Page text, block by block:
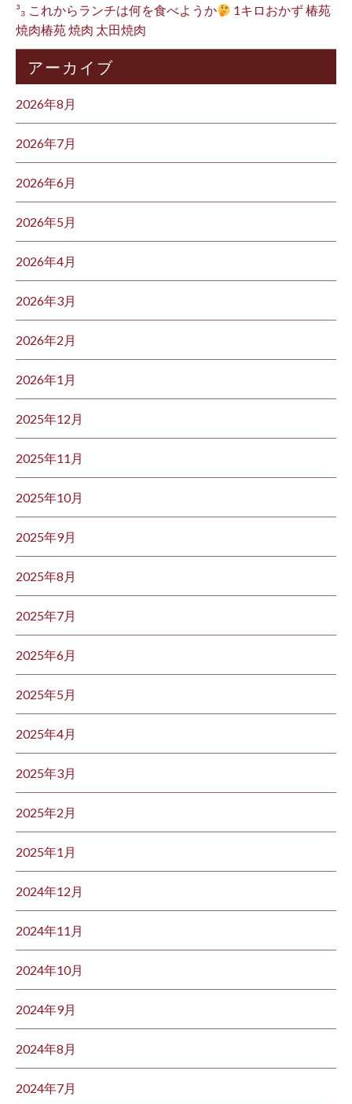
³₃ これからランチは何を食べようか
1キロおかず 椿苑
焼肉椿苑 焼肉 太田焼肉
アーカイブ
2026年8月
2026年7月
2026年6月
2026年5月
2026年4月
2026年3月
2026年2月
2026年1月
2025年12月
2025年11月
2025年10月
2025年9月
2025年8月
2025年7月
2025年6月
2025年5月
2025年4月
2025年3月
2025年2月
2025年1月
2024年12月
2024年11月
2024年10月
2024年9月
2024年8月
2024年7月